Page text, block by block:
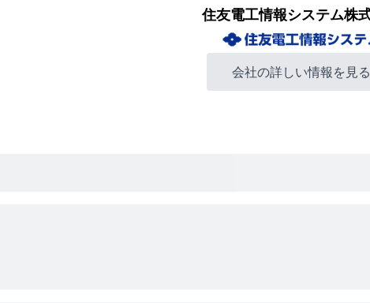
住友電工情報システム株
会社の詳しい情報を見る